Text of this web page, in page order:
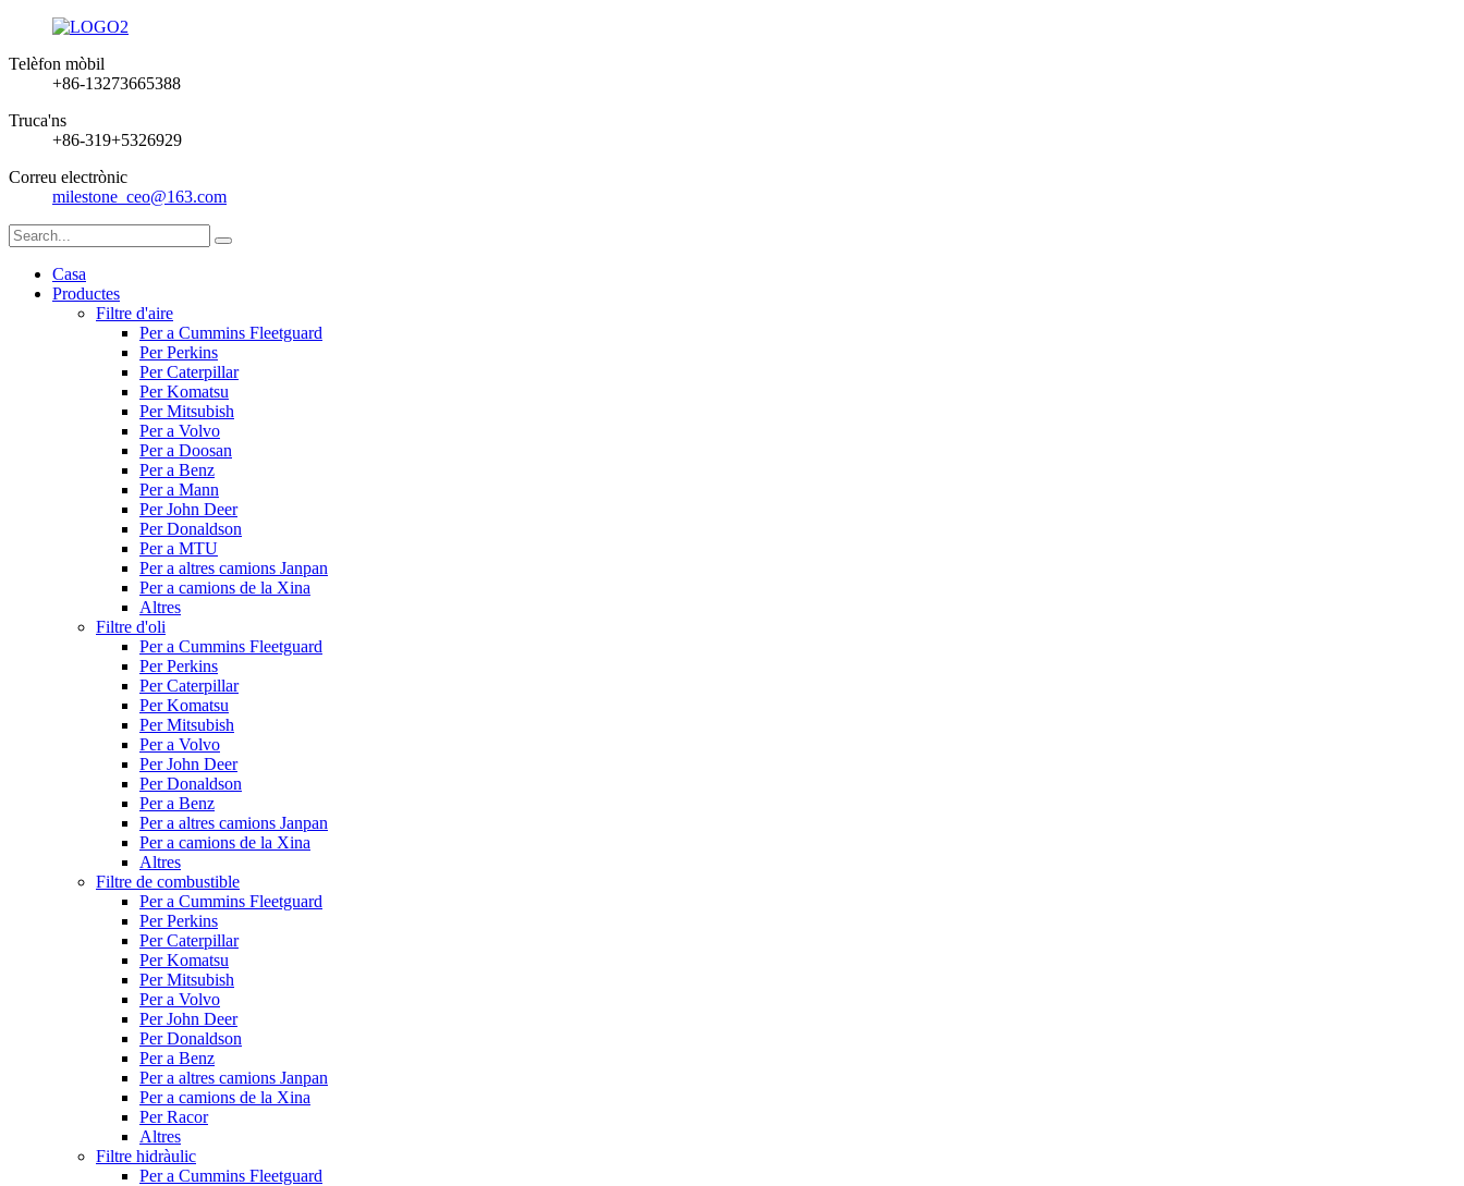
Telèfon mòbil
+86-13273665388
Truca'ns
+86-319+5326929
Correu electrònic
milestone_ceo@163.com
Casa
Productes
Filtre d'aire
Per a Cummins Fleetguard
Per Perkins
Per Caterpillar
Per Komatsu
Per Mitsubish
Per a Volvo
Per a Doosan
Per a Benz
Per a Mann
Per John Deer
Per Donaldson
Per a MTU
Per a altres camions Janpan
Per a camions de la Xina
Altres
Filtre d'oli
Per a Cummins Fleetguard
Per Perkins
Per Caterpillar
Per Komatsu
Per Mitsubish
Per a Volvo
Per John Deer
Per Donaldson
Per a Benz
Per a altres camions Janpan
Per a camions de la Xina
Altres
Filtre de combustible
Per a Cummins Fleetguard
Per Perkins
Per Caterpillar
Per Komatsu
Per Mitsubish
Per a Volvo
Per John Deer
Per Donaldson
Per a Benz
Per a altres camions Janpan
Per a camions de la Xina
Per Racor
Altres
Filtre hidràulic
Per a Cummins Fleetguard